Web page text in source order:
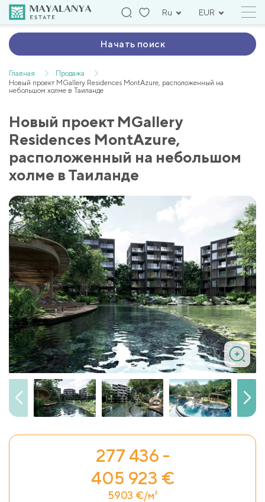
Ru EUR
Начать поиск
Главная
Продажа
Новый проект MGallery Residences MontAzure, расположенный на
небольшом холме в Таиланде
Новый проект MGallery
Residences MontAzure,
расположенный на небольшом
холме в Таиланде
277 436 -
405 923 €
5903 €/м²